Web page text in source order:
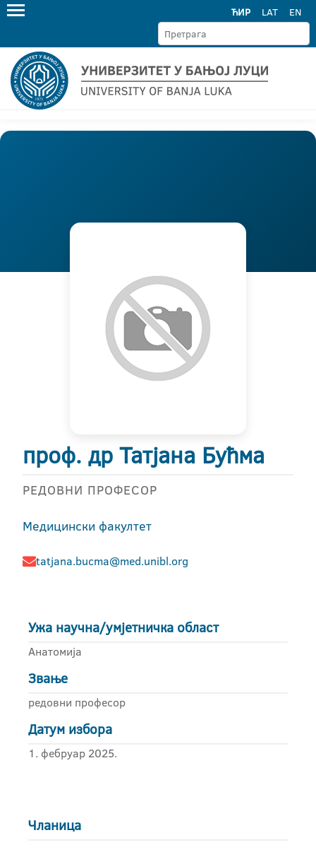
ЋИР LAT EN
проф. др Татјана Бућма
РЕДОВНИ ПРОФЕСОР
Медицински факултет
tatjana.bucma@med.unibl.org
Ужа научна/умјетничка област
Анатомија
Звање
редовни професор
Датум избора
1. фебруар 2025.
Чланица